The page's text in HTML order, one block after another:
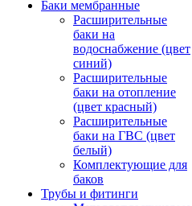
Баки мембранные
Расширительные
баки на
водоснабжение (цвет
синий)
Расширительные
баки на отопление
(цвет красный)
Расширительные
баки на ГВС (цвет
белый)
Комплектующие для
баков
Трубы и фитинги